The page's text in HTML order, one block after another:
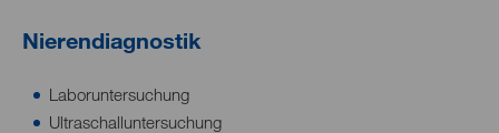
Nierendiagnostik
Laboruntersuchung
Ultraschalluntersuchung